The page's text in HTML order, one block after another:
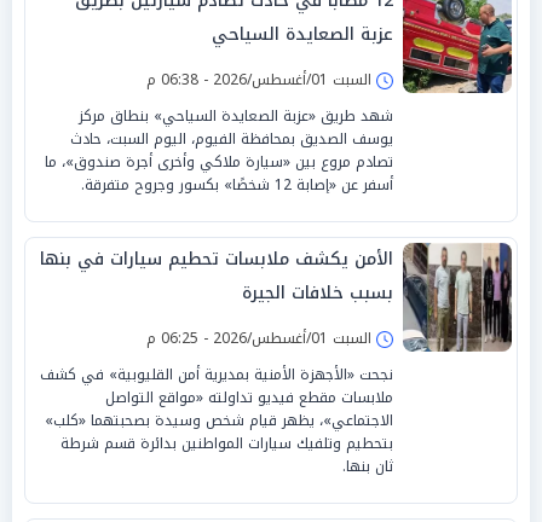
عزبة الصعايدة السياحي
السبت 01/أغسطس/2026 - 06:38 م
شهد طريق «عزبة الصعايدة السياحي» بنطاق مركز
يوسف الصديق بمحافظة الفيوم، اليوم السبت، حادث
تصادم مروع بين «سيارة ملاكي وأخرى أجرة صندوق»، ما
أسفر عن «إصابة 12 شخصًا» بكسور وجروح متفرقة.
الأمن يكشف ملابسات تحطيم سيارات في بنها
بسبب خلافات الجيرة
السبت 01/أغسطس/2026 - 06:25 م
نجحت «الأجهزة الأمنية بمديرية أمن القليوبية» في كشف
ملابسات مقطع فيديو تداولته «مواقع التواصل
الاجتماعي»، يظهر قيام شخص وسيدة بصحبتهما «كلب»
بتحطيم وتلفيك سيارات المواطنين بدائرة قسم شرطة
ثان بنها.